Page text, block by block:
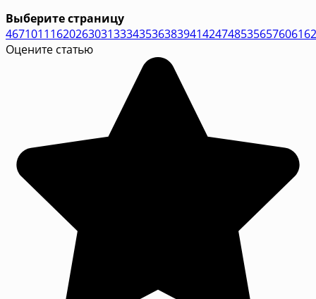
Выберите страницу
4671011162026303133343536383941424748535657606162
Оцените статью